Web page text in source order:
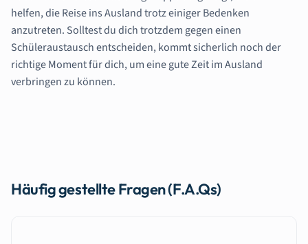
helfen, die Reise ins Ausland trotz einiger Bedenken
anzutreten. Solltest du dich trotzdem gegen einen
Schüleraustausch entscheiden, kommt sicherlich noch der
richtige Moment für dich, um eine gute Zeit im Ausland
verbringen zu können.
Häufig gestellte Fragen (F.A.Qs)